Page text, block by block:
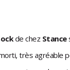
de chez Stance
très agréable